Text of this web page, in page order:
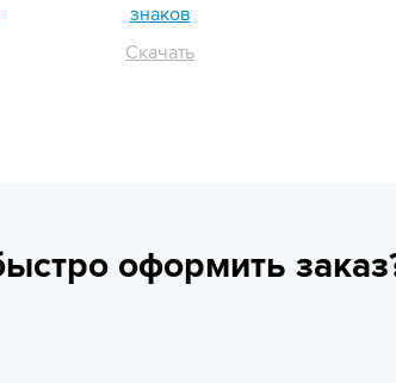
знаков
Скачать
оформить